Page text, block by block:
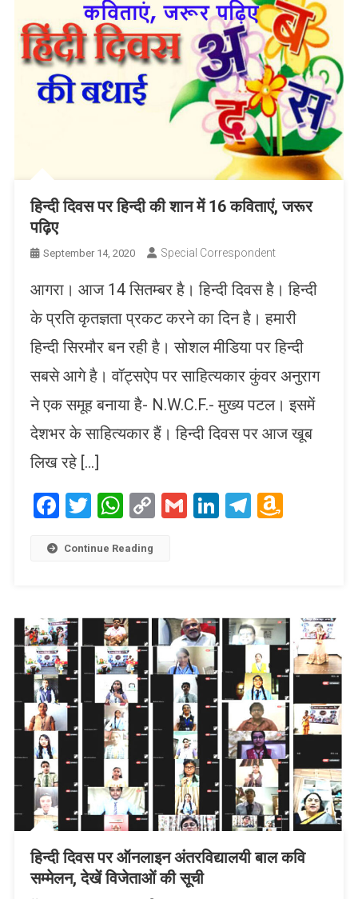
हिन्दी दिवस पर हिन्दी की शान में 16 कविताएं, जरूर
पढ़िए
September 14, 2020 Special Correspondent
आगरा। आज 14 सितम्बर है। हिन्दी दिवस है। हिन्दी
के प्रति कृतज्ञता प्रकट करने का दिन है। हमारी
हिन्दी सिरमौर बन रही है। सोशल मीडिया पर हिन्दी
सबसे आगे है। वॉट्सऐप पर साहित्यकार कुंवर अनुराग
ने एक समूह बनाया है- N.W.C.F.- मुख्य पटल। इसमें
देशभर के साहित्यकार हैं। हिन्दी दिवस पर आज खूब
लिख रहे […]
Facebook
Twitter
WhatsApp
CopyGmailLinkedIn
Telegram
Continue Reading
हिन्दी दिवस पर ऑनलाइन अंतरविद्यालयी बाल कवि
सम्मेलन, देखें विजेताओं की सूची